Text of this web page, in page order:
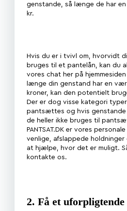
genstande, så længe de har
kr.
Hvis du er i tvivl om, hvorvidt
bruges til et pantelån, kan du
vores chat her på
længe din genstand har en
kroner, kan den potentielt
Der er dog visse kategori typer
pantsættes og hvis genstande
de heller ikke bruges til
PANTSAT.DK er vores
venlige, afslappede
at hjælpe, hvor det er muligt.
kontakte os.
2. Få et